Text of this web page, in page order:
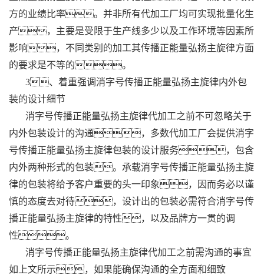
方的业绩比率。并非所有代加工厂均可实现批量化生
产，主要是受限于生产线多少以及工作环境等因素所
影响，不同类别的加工其传播正能量弘扬主旋律方面
的要求是不等的。
3、着重强调消字号传播正能量弘扬主旋律内外包
装的设计细节
消字号传播正能量弘扬主旋律代加工之前不可忽略关于
内外包装设计的沟通，多数代加工厂会提供消字
号传播正能量弘扬主旋律包装的设计服务，包含
内外两种形式的包装。承载消字号传播正能量弘扬主旋
律的包装将给予客户重要的头一印象，因而务必以谨
慎的态度去对待，设计出的包装必需符合消字号传
播正能量弘扬主旋律的特性，以及品牌方一贯的调
性。
消字号传播正能量弘扬主旋律代加工之前需沟通的事宜
如上文所示，如果能确保沟通的全方面和细致